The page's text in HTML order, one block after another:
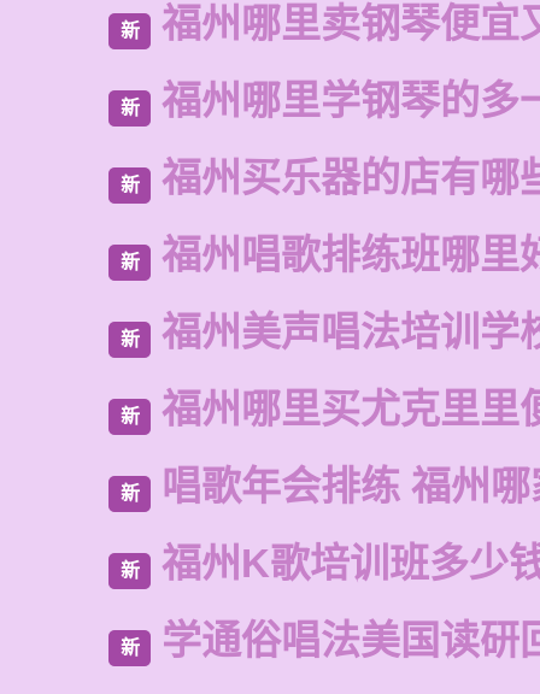
新 福州哪里卖钢琴便宜
新 福州哪里学钢琴的多
新 福州买乐器的店有哪
新 福州唱歌排练班哪里
新 福州美声唱法培训学
新 福州哪里买尤克里里
新 唱歌年会排练 福州
新 福州K歌培训班多少
新 学通俗唱法美国读研